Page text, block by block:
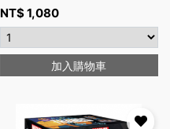
NT$1,080
加入購物車